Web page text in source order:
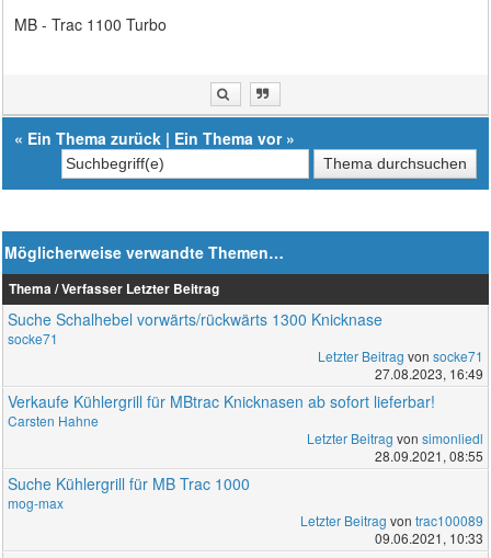
MB - Trac 1100 Turbo
« Ein Thema zurück | Ein Thema vor»
Möglicherweise verwandte Themen…
Thema / Verfasser Letzter Beitrag
Suche Schalhebel vorwärts/rückwärts 1300 Knicknase
socke71
Letzter Beitrag von socke71
27.08.2023, 16:49
Verkaufe Kühlergrill für MBtrac Knicknasen ab sofort lieferbar!
Carsten Hahne
Letzter Beitrag von simonliedl
28.09.2021, 08:55
Suche Kühlergrill für MB Trac 1000
mog-max
Letzter Beitrag von trac100089
09.06.2021, 10:33